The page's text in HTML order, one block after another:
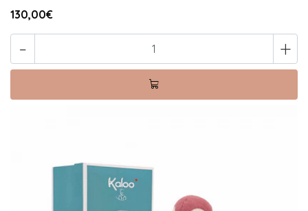
130,00€
- +